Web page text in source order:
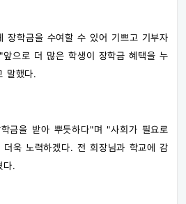
장학금을 수여할 수 있어 기쁘고 기부자
으로 더 많은 학생이 장학금 혜택을 누
말했다.
금을 받아 뿌듯하다"며 "사회가 필요로
욱 노력하겠다. 전 회장님과 학교에 감
다.